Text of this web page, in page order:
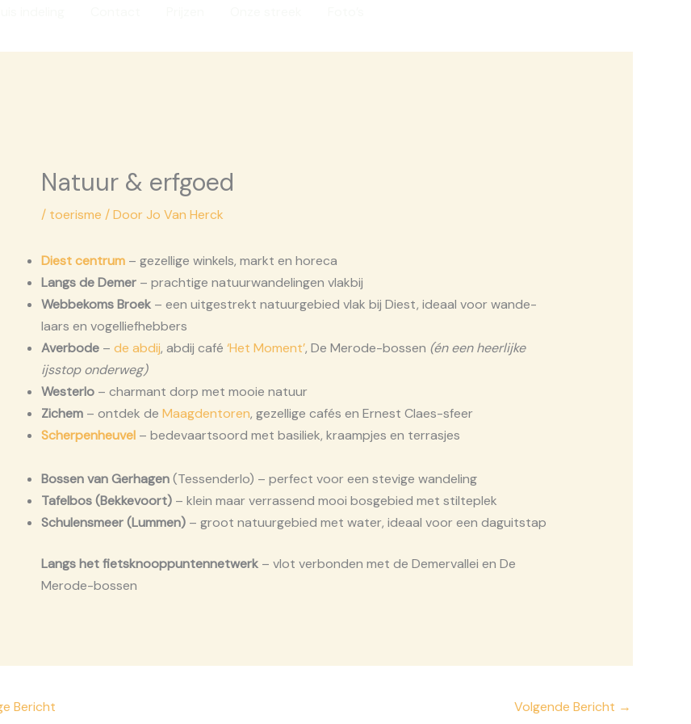
Natuur & erf­goed
/ toerisme / DoorJo Van Herck
Diest cen­trum – gezel­li­ge win­kels, markt en hore­ca
Langs de Demer– prach­ti­ge natuur­wan­de­lin­gen vlak­bij
Web­be­koms Broek– een uit­ge­strekt natuur­ge­bied vlak bij Diest, ide­aal voor wan­de­
laars en vogel­lief­heb­bers
Aver­bo­de – de abdij, abdij café ‘Het Moment’, De Mero­de-bos­sen (én een heer­lij­ke
ijs­stop onder­weg)
Wes­ter­lo – char­mant dorp met mooie natuur
Zichem – ont­dek de Maag­den­to­ren, gezel­li­ge cafés en Ernest Claes-sfeer
Scher­pen­heu­vel – bede­vaarts­oord met basi­liek, kraam­pjes en ter­ras­jes
Bos­sen van Ger­ha­gen(Tes­sen­der­lo) – per­fect voor een ste­vi­ge wan­de­ling
Tafel­bos (Bek­ke­voort)– klein maar ver­ras­send mooi bos­ge­bied met stil­te­plek
Schu­len­smeer (Lum­men)– groot natuur­ge­bied met water, ide­aal voor een dag­uit­stap
Langs het fiets­knoop­pun­ten­net­werk– vlot ver­bon­den met de Demer­val­lei en De
Mero­de-bos­sen
Bericht Volgende Bericht →